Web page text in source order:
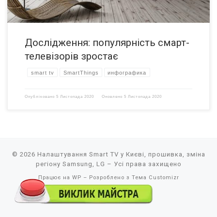
Дослідження: популярність смарт-
телевізорів зростає
smart tv SmartThings инфографика
Опубліковано 5 Листопада 2020 Оновлено 5 Листопада 2020
© 2026 Налаштування Smart TV у Києві, прошивка, зміна
регіону Samsung, LG – Усі права захищено
Працює на WP – Розроблено з Тема Customizr